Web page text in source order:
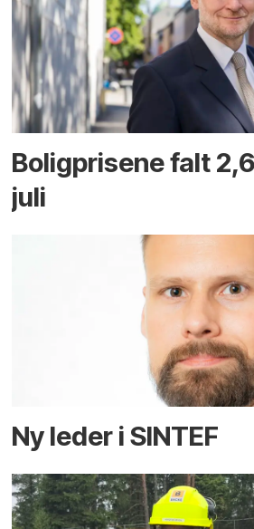
Boligprisene falt
juli
Ny leder i SINTEF